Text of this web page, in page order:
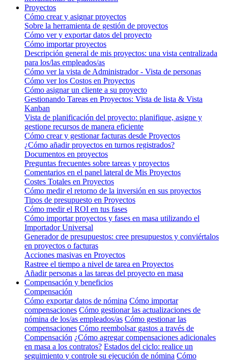
Proyectos
Cómo crear y asignar proyectos
Sobre la herramienta de gestión de proyectos
Cómo ver y exportar datos del proyecto
Cómo importar proyectos
Descripción general de mis proyectos: una vista centralizada
para los/las empleados/as
Cómo ver la vista de Administrador - Vista de personas
Cómo ver los Costos en Proyectos
Cómo asignar un cliente a su proyecto
Gestionando Tareas en Proyectos: Vista de lista & Vista
Kanban
Vista de planificación del proyecto: planifique, asigne y
gestione recursos de manera eficiente
Cómo crear y gestionar facturas desde Proyectos
¿Cómo añadir proyectos en turnos registrados?
Documentos en proyectos
Preguntas frecuentes sobre tareas y proyectos
Comentarios en el panel lateral de Mis Proyectos
Costes Totales en Proyectos
Cómo medir el retorno de la inversión en sus proyectos
Tipos de presupuesto en Proyectos
Cómo medir el ROI en tus fases
Cómo importar proyectos y fases en masa utilizando el
Importador Universal
Generador de presupuestos: cree presupuestos y conviértalos
en proyectos o facturas
Acciones masivas en Proyectos
Rastree el tiempo a nivel de tarea en Proyectos
Añadir personas a las tareas del proyecto en masa
Compensación y beneficios
Compensación
Cómo exportar datos de nómina Cómo importar
compensaciones Cómo gestionar las actualizaciones de
nómina de los/as empleados/as Cómo gestionar las
compensaciones Cómo reembolsar gastos a través de
Compensación ¿Cómo agregar compensaciones adicionales
en masa a los contratos? Estados del ciclo: realice un
seguimiento y controle su ejecución de nómina Cómo